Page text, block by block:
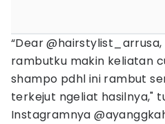
“Dear
rambutku makin keliatan
shampo pdhl ini rambut
terkejut ngeliat hasilnya,"
Instagramnya